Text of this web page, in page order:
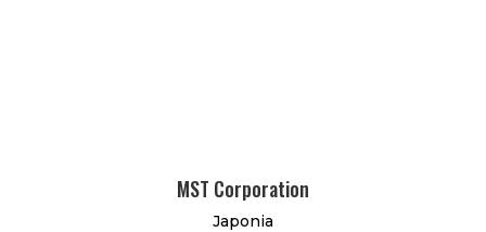
MST Corporation
Japonia